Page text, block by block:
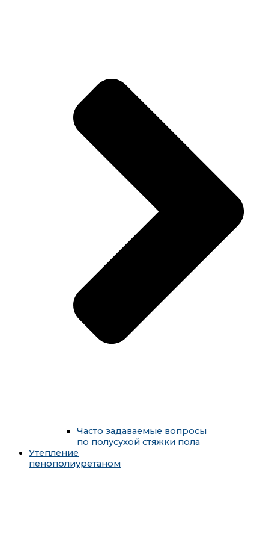
Часто задаваемые вопросы
по полусухой стяжки пола
Утепление
пенополиуретаном